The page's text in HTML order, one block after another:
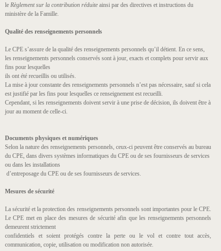
le Règlement sur la contribution réduite ainsi par des directives et instructions du
ministère de la Famille.
Qualité des renseignements personnels
Le CPE s’assure de la qualité des renseignements personnels qu’il détient. En ce sens,
les renseignements personnels conservés sont à jour, exacts et complets pour servir aux
fins pour lesquelles
ils ont été recueillis ou utilisés.
La mise à jour constante des renseignements personnels n’est pas nécessaire, sauf si cela
est justifié par les fins pour lesquelles ce renseignement est recueilli.
Cependant, si les renseignements doivent servir à une prise de décision, ils doivent être à
jour au moment de celle-ci.
Documents physiques et numériques
Selon la nature des renseignements personnels, ceux-ci peuvent être conservés au bureau
du CPE, dans divers systèmes informatiques du CPE ou de ses fournisseurs de services
ou dans les installations
d’entreposage du CPE ou de ses fournisseurs de services.
Mesures de sécurité
La sécurité et la protection des renseignements personnels sont importantes pour le CPE.
Le CPE met en place des mesures de sécurité afin que les renseignements personnels
demeurent strictement
confidentiels et soient protégés contre la perte ou le vol et contre tout accès,
communication, copie, utilisation ou modification non autorisée.